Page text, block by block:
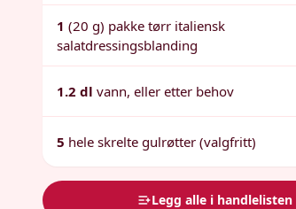
1 (20 g) pakke tørr italiensk
salatdressingsblanding
1.2 dl vann, eller etter behov
5 hele skrelte gulrøtter (valgfritt)
Legg alle i handlelisten